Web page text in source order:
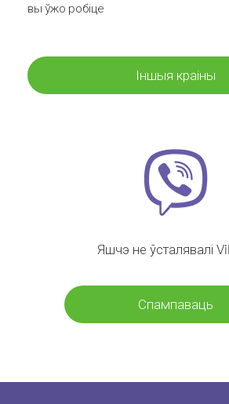
вы ўжо робіце
Іншыя краіны
Яшчэ не ўсталявалі
Спампаваць